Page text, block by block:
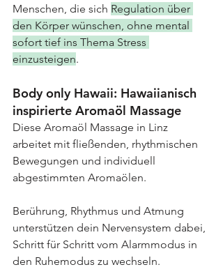
Menschen, die sich Regulation über
den Körper wünschen, ohne mental
sofort tief ins Thema Stress
einzusteigen.
Body only Hawaii: Hawaiianisch
inspirierte Aromaöl Massage
Diese Aromaöl Massage in Linz
arbeitet mit fließenden, rhythmischen
Bewegungen und individuell
abgestimmten Aromaölen.
Berührung, Rhythmus und Atmung
unterstützen dein Nervensystem dabei,
Schritt für Schritt vom Alarmmodus in
den Ruhemodus zu wechseln.